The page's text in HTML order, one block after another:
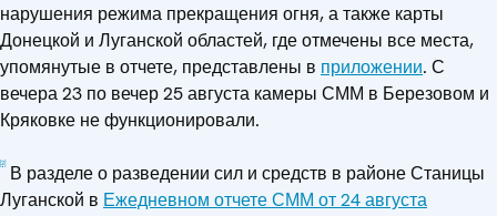
нарушения режима прекращения огня, а также карты
Донецкой и Луганской областей, где отмечены все места,
упомянутые в отчете, представлены в приложении. С
вечера 23 по вечер 25 августа камеры СММ в Березовом и
Кряковке не функционировали.
[2]В разделе о разведении сил и средств в районе Станицы
Луганской в Ежедневном отчете СММ от 24 августа